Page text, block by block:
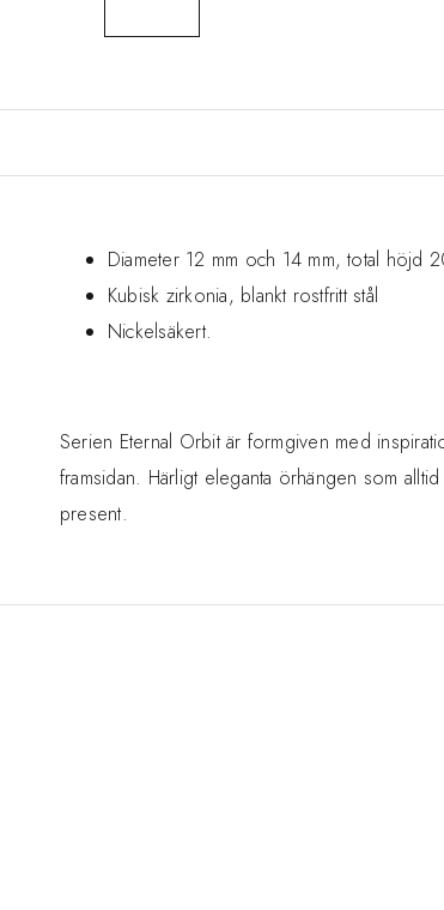
Diameter 12 mm och 14 mm, total höjd
Kubisk zirkonia, blankt rostfritt stål
Nickelsäkert.
Serien Eternal Orbit är formgiven med
framsidan. Härligt eleganta örhängen som
present.